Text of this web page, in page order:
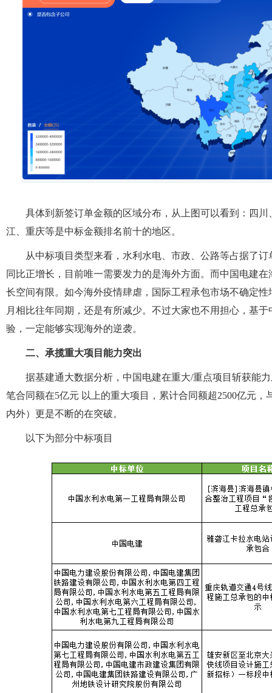
具体到新签订单金额的区域分布，从上图可以看到：四
江、重庆等是中标金额排名前十的地区。
从中标项目类型来看，水利水电、市政、公路等占据了
同比正增长，目前唯一需要发力的是海外方面。而中国电建
长空间有限。如今海外疫情肆虐，国际工程承包市场不确定
月相比往年同期，还是有所减少。不过大家也不用担心，基
验，一定能够实现海外的逆袭。
二、承揽重大项目能力突出
据基建通大数据分析，中国电建在重大/重点项目斩获能
笔合同额在5亿元 以上的重大项目，累计合同额超2500亿元
内外）更是不断的在突破。
以下为部分中标项目